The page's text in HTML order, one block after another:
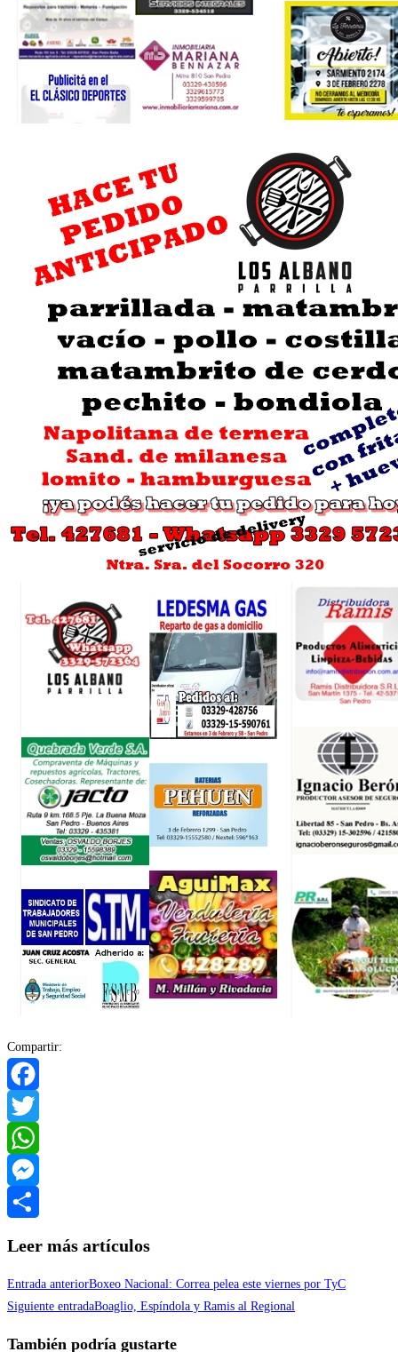
Compartir:
Facebook
Twitter
WhatsApp
Messenger
Leer más artículos
Entrada anteriorBoxeo Nacional: Correa pelea este viernes por TyC
Siguiente entradaBoaglio, Espíndola y Ramis al Regional
También podría gustarte